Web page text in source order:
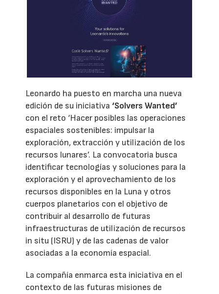
Leonardo ha puesto en marcha una nueva
edición de su iniciativa ‘Solvers Wanted’
con el reto ‘Hacer posibles las operaciones
espaciales sostenibles: impulsar la
exploración, extracción y utilización de los
recursos lunares’. La convocatoria busca
identificar tecnologías y soluciones para la
exploración y el aprovechamiento de los
recursos disponibles en la Luna y otros
cuerpos planetarios con el objetivo de
contribuir al desarrollo de futuras
infraestructuras de utilización de recursos
in situ (ISRU) y de las cadenas de valor
asociadas a la economía espacial.
La compañía enmarca esta iniciativa en el
contexto de las futuras misiones de